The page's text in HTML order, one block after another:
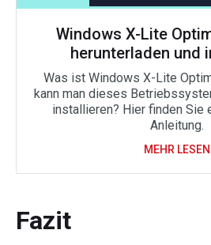
Windows X-Lite
herunterladen und
Was ist Windows X-Lite
kann man dieses
installieren? Hier finden Sie
Anleitung.
MEHR LESEN
Fazit